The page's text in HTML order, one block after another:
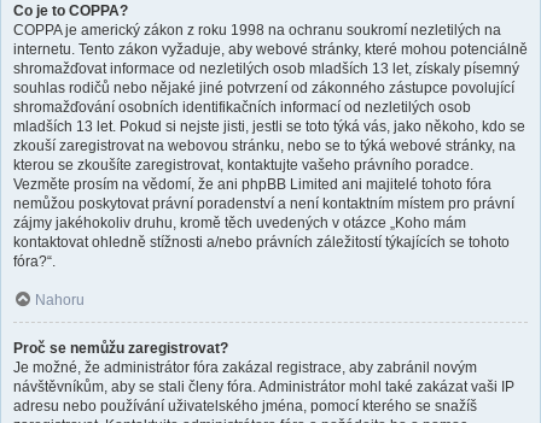
Co je to COPPA?
COPPA je americký zákon z roku 1998 na ochranu soukromí nezletilých na
internetu. Tento zákon vyžaduje, aby webové stránky, které mohou potenciálně
shromažďovat informace od nezletilých osob mladších 13 let, získaly písemný
souhlas rodičů nebo nějaké jiné potvrzení od zákonného zástupce povolující
shromažďování osobních identifikačních informací od nezletilých osob
mladších 13 let. Pokud si nejste jisti, jestli se toto týká vás, jako někoho, kdo se
zkouší zaregistrovat na webovou stránku, nebo se to týká webové stránky, na
kterou se zkoušíte zaregistrovat, kontaktujte vašeho právního poradce.
Vezměte prosím na vědomí, že ani phpBB Limited ani majitelé tohoto fóra
nemůžou poskytovat právní poradenství a není kontaktním místem pro právní
zájmy jakéhokoliv druhu, kromě těch uvedených v otázce „Koho mám
kontaktovat ohledně stížnosti a/nebo právních záležitostí týkajících se tohoto
fóra?“.
Nahoru
Proč se nemůžu zaregistrovat?
Je možné, že administrátor fóra zakázal registrace, aby zabránil novým
návštěvníkům, aby se stali členy fóra. Administrátor mohl také zakázat vaši IP
adresu nebo používání uživatelského jména, pomocí kterého se snažíš